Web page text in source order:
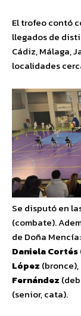
El trofeo contó
llegados de
Cádiz, Málaga,
localidades
Se disputó en
(combate).
de Doña Mencía:
Daniela Cortés
López (bronce),
Fernández
(senior, cata).